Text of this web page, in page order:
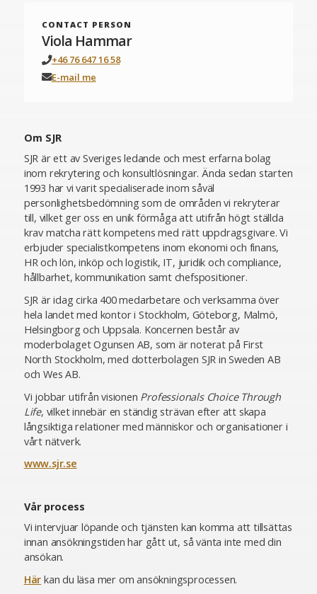
CONTACT PERSON
Viola Hammar
+46 76 647 16 58
E-mail me
Om SJR
SJR är ett av Sveriges ledande och mest erfarna bolag
inom rekrytering och konsultlösningar. Ända sedan starten
1993 har vi varit specialiserade inom såväl
personlighetsbedömning som de områden vi rekryterar
till, vilket ger oss en unik förmåga att utifrån högt ställda
krav matcha rätt kompetens med rätt uppdragsgivare. Vi
erbjuder specialistkompetens inom ekonomi och finans,
HR och lön, inköp och logistik, IT, juridik och compliance,
hållbarhet, kommunikation samt chefspositioner.
SJR är idag cirka 400 medarbetare och verksamma över
hela landet med kontor i Stockholm, Göteborg, Malmö,
Helsingborg och Uppsala. Koncernen består av
moderbolaget Ogunsen AB, som är noterat på First
North Stockholm, med dotterbolagen SJR in Sweden AB
och Wes AB.
Vi jobbar utifrån visionen Professionals Choice Through
Life, vilket innebär en ständig strävan efter att skapa
långsiktiga relationer med människor och organisationer i
vårt nätverk.
www.sjr.se
Vår process
Vi intervjuar löpande och tjänsten kan komma att tillsättas
innan ansökningstiden har gått ut, så vänta inte med din
ansökan.
Här kan du läsa mer om ansökningsprocessen.